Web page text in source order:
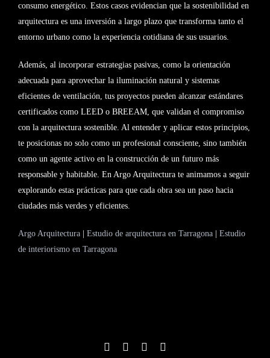
consumo energético. Estos casos evidencian que la sostenibilidad en
arquitectura es una inversión a largo plazo que transforma tanto el
entorno urbano como la experiencia cotidiana de sus usuarios.
Además, al incorporar estrategias pasivas, como la orientación
adecuada para aprovechar la iluminación natural y sistemas
eficientes de ventilación, tus proyectos pueden alcanzar estándares
certificados como LEED o BREEAM, que validan el compromiso
con la arquitectura sostenible. Al entender y aplicar estos principios,
te posicionas no solo como un profesional consciente, sino también
como un agente activo en la construcción de un futuro más
responsable y habitable. En Argo Arquitectura te animamos a seguir
explorando estas prácticas para que cada obra sea un paso hacia
ciudades más verdes y eficientes.
Argo Arquitectura Estudio de arquitectura en Tarragona
Estudio
de interiorismo en Tarragona